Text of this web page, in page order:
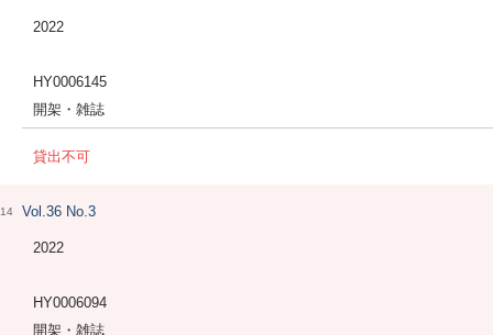
2022
HY0006145
開架・雑誌
貸出不可
14 Vol.36 No.3
2022
HY0006094
開架・雑誌